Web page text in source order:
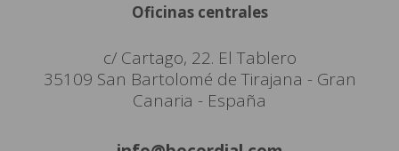
Oficinas centrales
c/ Cartago, 22. El Tablero
35109 San Bartolomé de Tirajana - Gran
Canaria - España